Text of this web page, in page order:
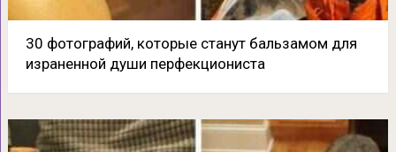
30 фотографий, которые станут бальзамом для
израненной души перфекциониста